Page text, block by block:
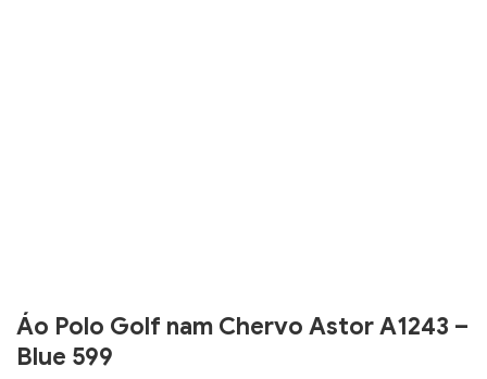
Áo Polo Golf nam Chervo Astor A1243 –
Blue 599